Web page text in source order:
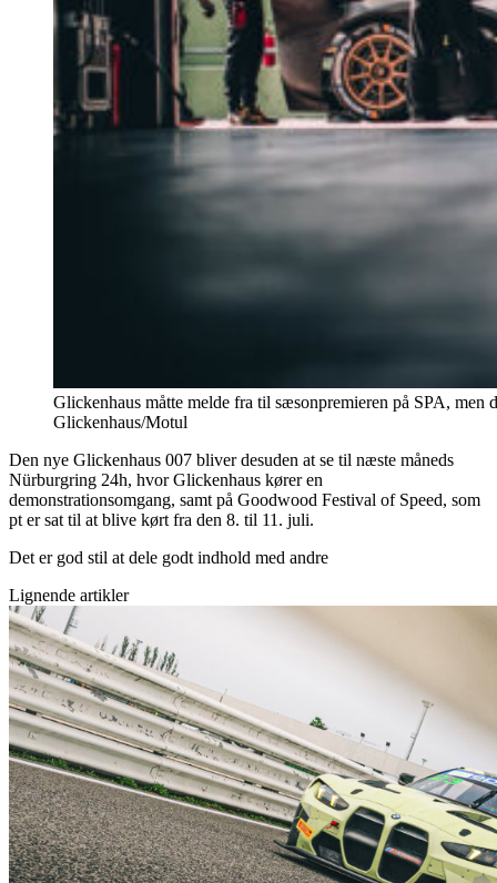
Glickenhaus måtte melde fra til sæsonpremieren på SPA,
Glickenhaus/Motul
Den nye Glickenhaus 007 bliver desuden at se til næste måneds
Nürburgring 24h, hvor Glickenhaus kører en
demonstrationsomgang, samt på Goodwood Festival of Speed, som
pt er sat til at blive kørt fra den 8. til 11. juli.
Det er god stil at dele godt indhold med andre
Lignende artikler